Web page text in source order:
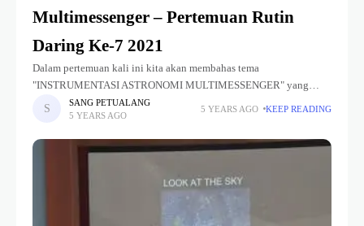
Multimessenger – Pertemuan Rutin
Daring Ke-7 2021
Dalam pertemuan kali ini kita akan membahas tema
"INSTRUMENTASI ASTRONOMI MULTIMESSENGER" yang
akan disampaikan oleh narasumber kita yaitu Bapak Riser Fahdiran,
M.Si (Dosen Program Studi Fisika Universitas Negeri Jakarta).
SANG PETUALANG
5 YEARS AGO
5 YEARS AGO KEEP READING